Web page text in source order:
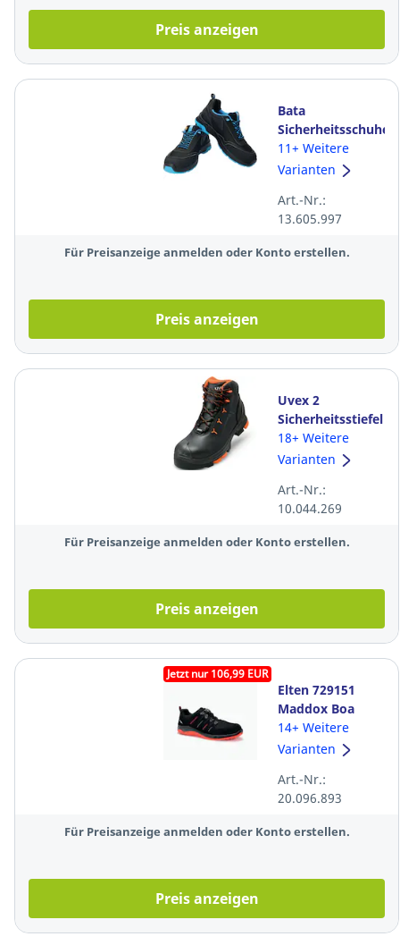
Preis anzeigen
Bata
Sicherheitsschuhe
SUMM TWO, ESD,
S3, Größe 43,
11+ Weitere
Varianten
Art.-Nr.:
13.605.997
Für Preisanzeige anmelden oder Konto erstellen.
Preis anzeigen
Uvex 2
Sicherheitsstiefel
65032, S3 ESD
SRC, Größe 43,
18+ Weitere
Varianten
Art.-Nr.:
10.044.269
Für Preisanzeige anmelden oder Konto erstellen.
Preis anzeigen
Jetzt nur 106,99 EUR
Elten 729151
Maddox Boa
Sicherheitsschuhe,
ESD S3S, Größe:
14+ Weitere
Varianten
Art.-Nr.:
20.096.893
Für Preisanzeige anmelden oder Konto erstellen.
Preis anzeigen